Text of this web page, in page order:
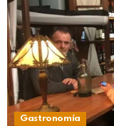
Gastronomía